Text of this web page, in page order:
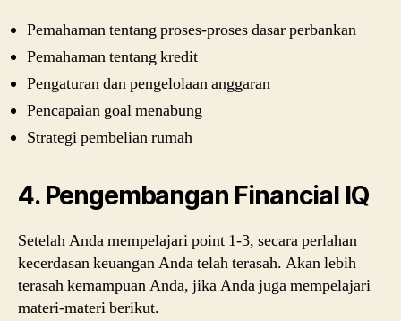
Pemahaman tentang proses-proses dasar perbankan
Pemahaman tentang kredit
Pengaturan dan pengelolaan anggaran
Pencapaian goal menabung
Strategi pembelian rumah
4. Pengembangan Financial IQ
Setelah Anda mempelajari point 1-3, secara perlahan
kecerdasan keuangan Anda telah terasah. Akan lebih
terasah kemampuan Anda, jika Anda juga mempelajari
materi-materi berikut.